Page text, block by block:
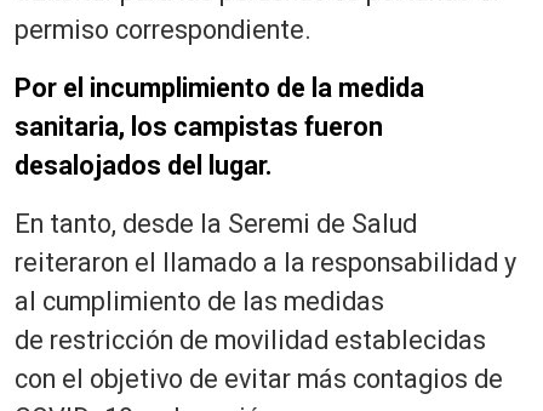
permiso correspondiente.
Por el incumplimiento de la medida
sanitaria, los campistas fueron
desalojados del lugar.
En tanto, desde la Seremi de Salud
reiteraron el llamado a la responsabilidad y
al cumplimiento de las medidas
de restricción de movilidad establecidas
con el objetivo de evitar más contagios de